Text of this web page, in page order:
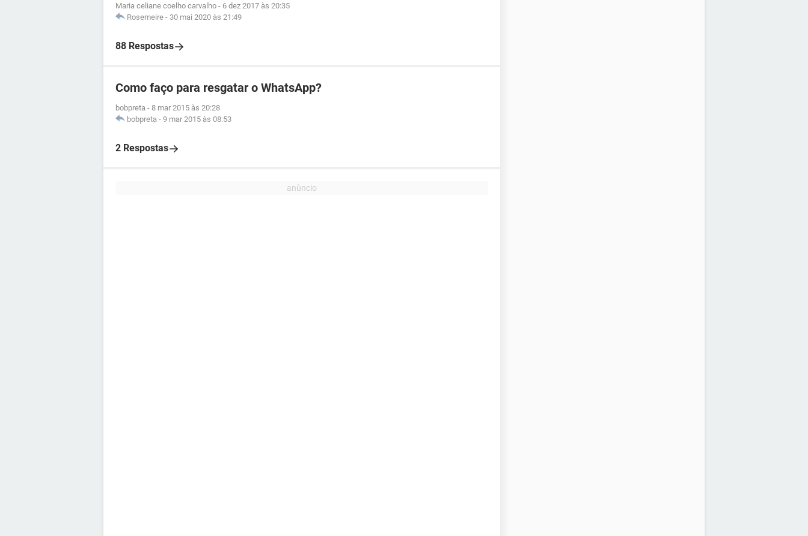
Maria celiane coelho carvalho - 6 dez 2017 às 20:35
Rosemeire - 30 mai 2020 às 21:49
88 Respostas
Como faço para resgatar o WhatsApp?
bobpreta - 8 mar 2015 às 20:28
bobpreta - 9 mar 2015 às 08:53
2 Respostas